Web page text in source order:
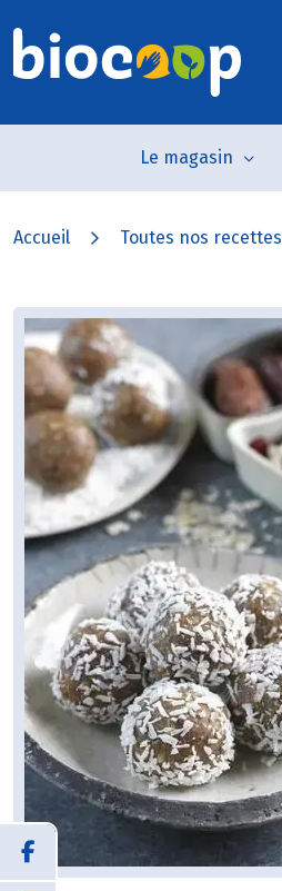
Le magasin
Accueil Toutes nos recettes